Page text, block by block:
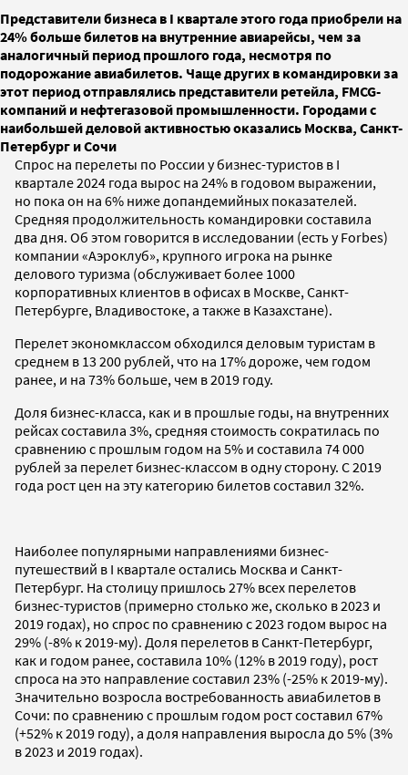
Представители бизнеса в I квартале этого года приобрели на
24% больше билетов на внутренние авиарейсы, чем за
аналогичный период прошлого года, несмотря по
подорожание авиабилетов. Чаще других в командировки за
этот период отправлялись представители ретейла, FMCG-
компаний и нефтегазовой промышленности. Городами с
наибольшей деловой активностью оказались Москва, Санкт-
Петербург и Сочи
Спрос на перелеты по России у бизнес-туристов в I
квартале 2024 года вырос на 24% в годовом выражении,
но пока он на 6% ниже допандемийных показателей.
Средняя продолжительность командировки составила
два дня. Об этом говорится в исследовании (есть у Forbes)
компании «Аэроклуб», крупного игрока на рынке
делового туризма (обслуживает более 1000
корпоративных клиентов в офисах в Москве, Санкт-
Петербурге, Владивостоке, а также в Казахстане).
Перелет экономклассом обходился деловым туристам в
среднем в 13 200 рублей, что на 17% дороже, чем годом
ранее, и на 73% больше, чем в 2019 году.
Доля бизнес-класса, как и в прошлые годы, на внутренних
рейсах составила 3%, средняя стоимость сократилась по
сравнению с прошлым годом на 5% и составила 74 000
рублей за перелет бизнес-классом в одну сторону. С 2019
года рост цен на эту категорию билетов составил 32%.
Наиболее популярными направлениями бизнес-
путешествий в I квартале остались Москва и Санкт-
Петербург. На столицу пришлось 27% всех перелетов
бизнес-туристов (примерно столько же, сколько в 2023 и
2019 годах), но спрос по сравнению с 2023 годом вырос на
29% (-8% к 2019-му). Доля перелетов в Санкт-Петербург,
как и годом ранее, составила 10% (12% в 2019 году), рост
спроса на это направление составил 23% (-25% к 2019-му).
Значительно возросла востребованность авиабилетов в
Сочи: по сравнению с прошлым годом рост составил 67%
(+52% к 2019 году), а доля направления выросла до 5% (3%
в 2023 и 2019 годах).